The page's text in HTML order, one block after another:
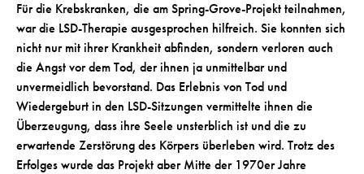
Für die Krebskranken, die am Spring-Grove-Projekt teilnahmen,
war die LSD-Therapie ausgesprochen hilfreich. Sie konnten sich
nicht nur mit ihrer Krankheit abfinden, sondern verloren auch
die Angst vor dem Tod, der ihnen ja unmittelbar und
unvermeidlich bevorstand. Das Erlebnis von Tod und
Wiedergeburt in den LSD-Sitzungen vermittelte ihnen die
Überzeugung, dass ihre Seele unsterblich ist und die zu
erwartende Zerstörung des Körpers überleben wird. Trotz des
Erfolges wurde das Projekt aber Mitte der 1970er Jahre